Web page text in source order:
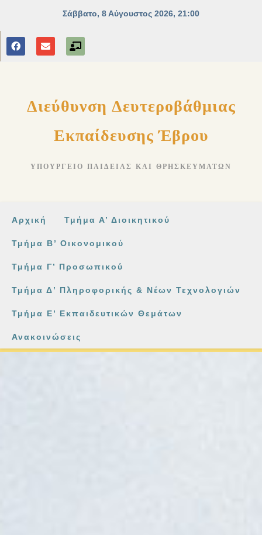
Διεύθυνση Δευτεροβάθμιας
Εκπαίδευσης Έβρου
ΥΠΟΥΡΓΕΊΟ ΠΑΙΔΕΊΑΣ ΚΑΙ ΘΡΗΣΚΕΥΜΆΤΩΝ
Αρχική Τμήμα Α’ Διοικητικού
Τμήμα Β’ Οικονομικού
Τμήμα Γ’ Προσωπικού
Τμήμα Δ’ Πληροφορικής & Νέων Τεχνολογιών
Τμήμα Ε’ Εκπαιδευτικών Θεμάτων
Ανακοινώσεις